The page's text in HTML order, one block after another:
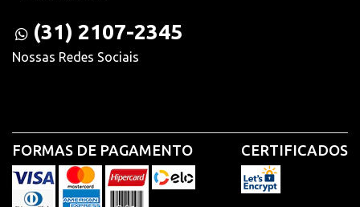
(31) 2107-2345
Nossas Redes Sociais
FORMAS DE PAGAMENTO CERTIFICADOS